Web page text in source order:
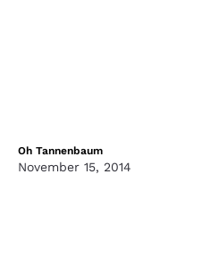
Oh Tannenbaum
November 15, 2014